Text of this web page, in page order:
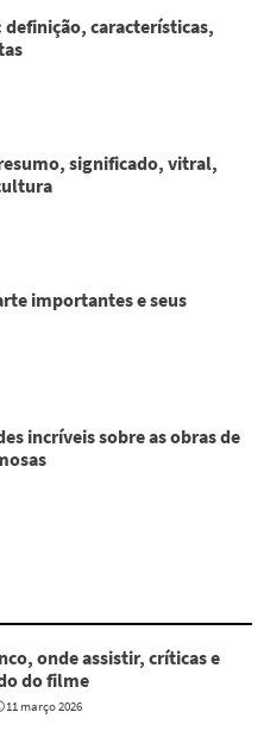
definição, características,
significado, vitral,
importantes e seus
incríveis sobre as obras de
onde assistir, críticas e
do filme
11 março 2026